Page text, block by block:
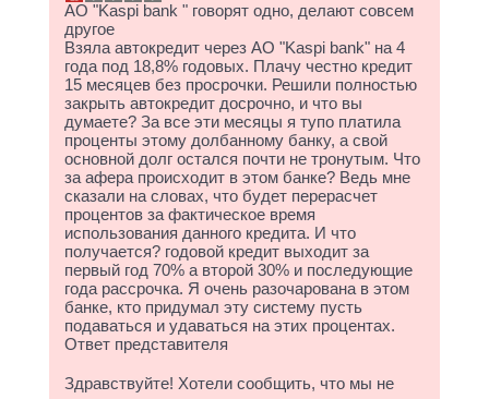
АО "Kaspi bank " говорят одно, делают совсем
другое
Взяла автокредит через АО "Kaspi bank" на 4
года под 18,8% годовых. Плачу честно кредит
15 месяцев без просрочки. Решили полностью
закрыть автокредит досрочно, и что вы
думаете? За все эти месяцы я тупо платила
проценты этому долбанному банку, а свой
основной долг остался почти не тронутым. Что
за афера происходит в этом банке? Ведь мне
сказали на словах, что будет перерасчет
процентов за фактическое время
использования данного кредита. И что
получается? годовой кредит выходит за
первый год 70% а второй 30% и последующие
года рассрочка. Я очень разочарована в этом
банке, кто придумал эту систему пусть
подаваться и удаваться на этих процентах.
Ответ представителя
Здравствуйте! Хотели сообщить, что мы не